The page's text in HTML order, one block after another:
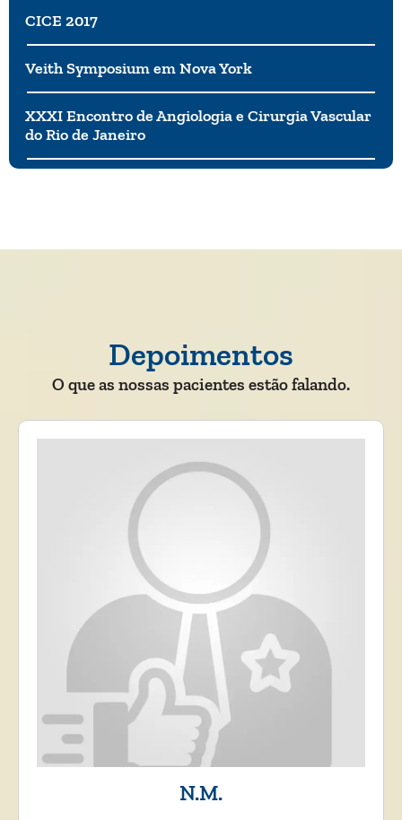
CICE 2017
Veith Symposium em Nova York
XXXI Encontro de Angiologia e Cirurgia Vascular
do Rio de Janeiro
Depoimentos
O que as nossas pacientes estão falando.
N.M.